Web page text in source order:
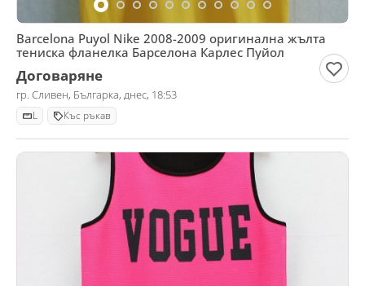
Barcelona Puyol Nike 2008-2009 оригинална жълта
тениска фланелка Барселона Карлес Пуйол
Договаряне
гр. Сливен, Българка, днес, 18:53
L Къс ръкав